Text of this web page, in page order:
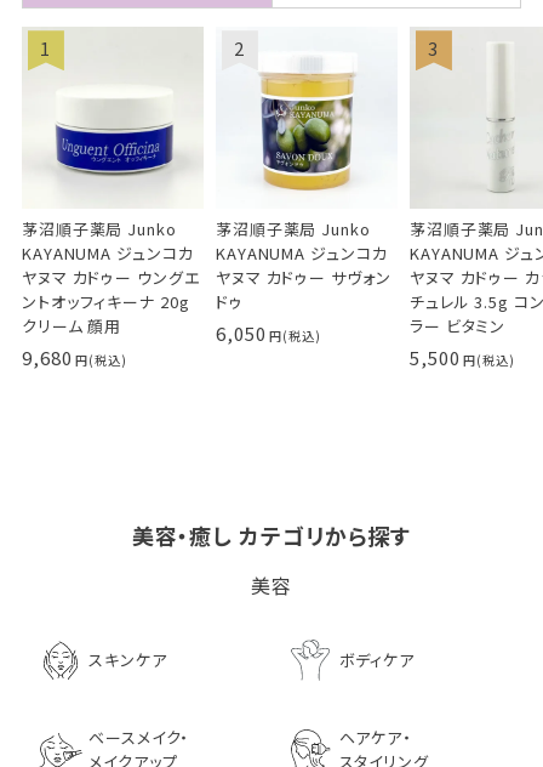
茅沼順子薬局 Junko
KAYANUMA ジュンコカ
ヤヌマ カドゥー ウングエ
ントオッフィキーナ 20g
クリーム 顔用
9,680
茅沼順子薬局 Junko
KAYANUMA ジュンコカ
ヤヌマ カドゥー サヴォン
ドゥ
6,050
茅沼順子薬局
KAYANUMA ジュ
ヤヌマ カドゥー
チュレル 3.5g コ
ラー ビタミン
5,500
LPLP（ルプルプ） エッ
センスカラートリートメン
美容・癒し カテゴリから探す
美容
スキンケア ボディケア
ベースメイク・
メイクアップ
ヘアケア・
スタイリング